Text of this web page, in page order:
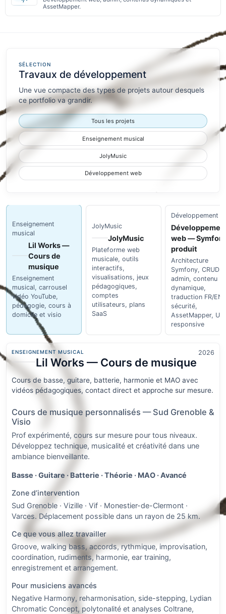
AssetMapper.
SÉLECTION
Travaux de développement
Une vue compacte des types de projets autour desquels
ce portfolio va grandir.
Tous les projets
Enseignement musical
JolyMusic
Développement web
Enseignement
musical
Lil Works —
Cours de
musique
Enseignement
musical, carrousel
vidéo YouTube,
pédagogie, cours à
domicile et visio
JolyMusic
JolyMusic
Plateforme web
musicale, outils
interactifs,
visualisations, jeux
pédagogiques,
comptes
utilisateurs, plans
SaaS
Développement
web —
produit
Architecture
Symfony, CRUD
admin, contenu
dynamique,
traduction FR/EN/
sécurité,
AssetMapper, UI
responsive
ENSEIGNEMENT MUSICAL
Lil Works — Cours de musique
2026
Cours de basse, guitare, batterie, harmonie et MAO avec
vidéos pédagogiques, contact direct et approche sur mesure.
Cours de musique personnalisés — Sud Grenoble &
Visio
Prof expérimenté, cours sur mesure pour tous niveaux.
Développez technique, musicalité et créativité dans une
ambiance bienveillante.
Basse · Guitare · Batterie · Théorie · MAO · Avancé
Zone d’intervention
Sud Grenoble · Vizille · Vif · Monestier-de-Clermont ·
Varces. Déplacement possible dans un rayon de 25 km.
Ce que vous allez travailler
Groove, walking bass, accords, rythmique, improvisation,
coordination, rudiments, harmonie, ear training,
enregistrement et arrangement.
Pour musiciens avancés
Negative Harmony, reharmonisation, side-stepping, Lydian
Chromatic Concept, polytonalité et analyses Coltrane,